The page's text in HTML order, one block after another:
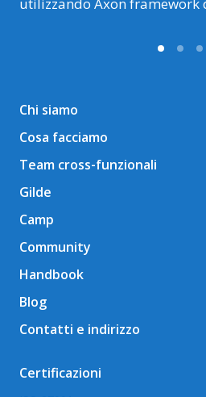
Chi siamo
Cosa facciamo
Team cross-funzionali
Gilde
Camp
Community
Handbook
Blog
Contatti e indirizzo
Certificazioni